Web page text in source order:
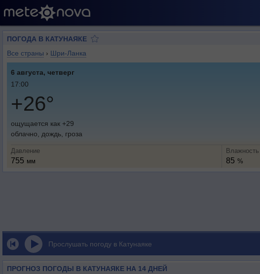
ПОГОДА В КАТУНАЯКЕ
Все страны › Шри-Ланка
6 августа, четверг
17:00
+26°
ощущается как +29
облачно, дождь, гроза
Давление
755 мм
Влажность
85 %
Прослушать погоду в Катунаяке
ПРОГНОЗ ПОГОДЫ В КАТУНАЯКЕ НА 14 ДНЕЙ